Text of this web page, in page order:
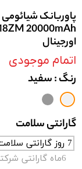
اورجینال
اتمام موجودی
رنگ: سفید
گارانتی سلامت
7 روز گارانتی سلامت کالا
6ماه گارانتی شرکتی